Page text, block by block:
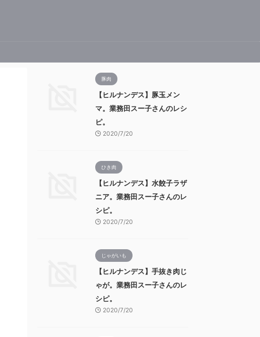
豚肉
【ヒルナンデス】豚玉メン
マ。業務田スー子さんのレシ
ピ。
2020/7/20
ひき肉
【ヒルナンデス】水餃子ラザ
ニア。業務田スー子さんのレ
シピ。
2020/7/20
じゃがいも
【ヒルナンデス】手抜き肉じ
ゃが。業務田スー子さんのレ
シピ。
2020/7/20